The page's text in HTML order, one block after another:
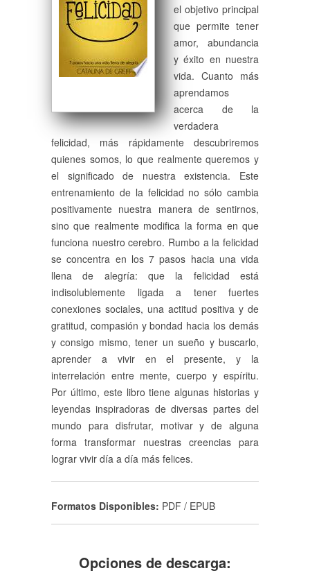
el objetivo principal
que permite tener
amor, abundancia
y éxito en nuestra
vida. Cuanto más
aprendamos
acerca de la
verdadera
felicidad, más rápidamente descubriremos
quienes somos, lo que realmente queremos y
el significado de nuestra existencia. Este
entrenamiento de la felicidad no sólo cambia
positivamente nuestra manera de sentirnos,
sino que realmente modifica la forma en que
funciona nuestro cerebro. Rumbo a la felicidad
se concentra en los 7 pasos hacia una vida
llena de alegría: que la felicidad está
indisolublemente ligada a tener fuertes
conexiones sociales, una actitud positiva y de
gratitud, compasión y bondad hacia los demás
y consigo mismo, tener un sueño y buscarlo,
aprender a vivir en el presente, y la
interrelación entre mente, cuerpo y espíritu.
Por último, este libro tiene algunas historias y
leyendas inspiradoras de diversas partes del
mundo para disfrutar, motivar y de alguna
forma transformar nuestras creencias para
lograr vivir día a día más felices.
Formatos Disponibles: PDF / EPUB
Opciones de descarga: